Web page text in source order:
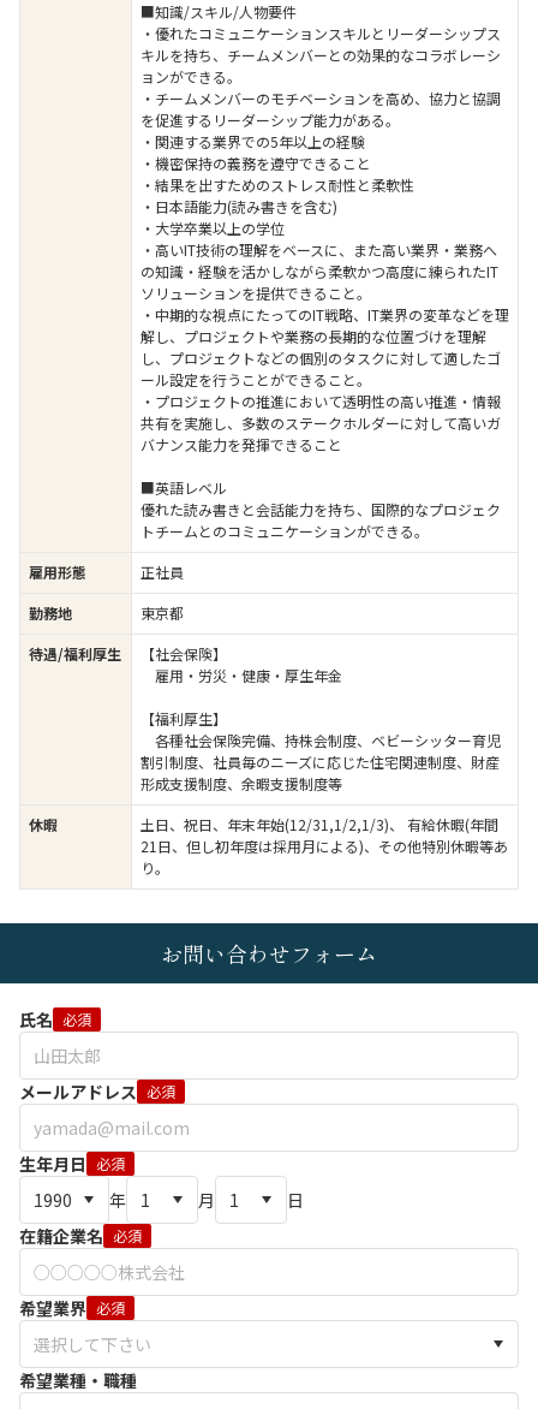
■知識/スキル/人物要件
・優れたコミュニケーションスキルとリーダーシップス
キルを持ち、チームメンバーとの効果的なコラボレーシ
ョンができる。
・チームメンバーのモチベーションを高め、協力と協調
を促進するリーダーシップ能力がある。
・関連する業界での5年以上の経験
・機密保持の義務を遵守できること
・結果を出すためのストレス耐性と柔軟性
・日本語能力(読み書きを含む)
・大学卒業以上の学位
・高いIT技術の理解をベースに、また高い業界・業務へ
の知識・経験を活かしながら柔軟かつ高度に練られたIT
ソリューションを提供できること。
・中期的な視点にたってのIT戦略、IT業界の変革などを理
解し、プロジェクトや業務の長期的な位置づけを理解
し、プロジェクトなどの個別のタスクに対して適したゴ
ール設定を行うことができること。
・プロジェクトの推進において透明性の高い推進・情報
共有を実施し、多数のステークホルダーに対して高いガ
バナンス能力を発揮できること
■英語レベル
優れた読み書きと会話能力を持ち、国際的なプロジェク
トチームとのコミュニケーションができる。
雇用形態
正社員
勤務地
東京都
待遇/福利厚生
【社会保険】
雇用・労災・健康・厚生年金
【福利厚生】
各種社会保険完備、持株会制度、ベビーシッター育児
割引制度、社員毎のニーズに応じた住宅関連制度、財産
形成支援制度、余暇支援制度等
休暇
土日、祝日、年末年始(12/31,1/2,1/3)、 有給休暇(年間
21日、但し初年度は採用月による)、その他特別休暇等あ
り。
お問い合わせフォーム
氏名 必須
メールアドレス 必須
生年月日 必須
年 月
日
在籍企業名 必須
希望業界 必須
希望業種・職種